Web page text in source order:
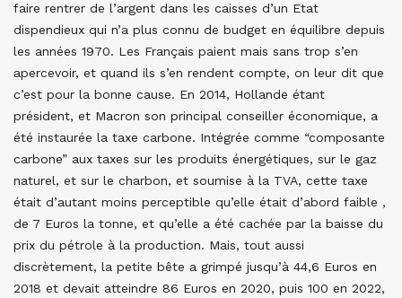
faire rentrer de l’argent dans les caisses d’un Etat
dispendieux qui n’a plus connu de budget en équilibre depuis
les années 1970. Les Français paient mais sans trop s’en
apercevoir, et quand ils s’en rendent compte, on leur dit que
c’est pour la bonne cause. En 2014, Hollande étant
président, et Macron son principal conseiller économique, a
été instaurée la taxe carbone. Intégrée comme “composante
carbone” aux taxes sur les produits énergétiques, sur le gaz
naturel, et sur le charbon, et soumise à la TVA, cette taxe
était d’autant moins perceptible qu’elle était d’abord faible ,
de 7 Euros la tonne, et qu’elle a été cachée par la baisse du
prix du pétrole à la production. Mais, tout aussi
discrètement, la petite bête a grimpé jusqu’à 44,6 Euros en
2018 et devait atteindre 86 Euros en 2020, puis 100 en 2022,